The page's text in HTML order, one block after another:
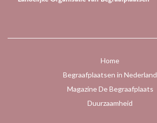
Home
Begraafplaatsen in Nederland
Magazine De Begraafplaats
Duurzaamheid